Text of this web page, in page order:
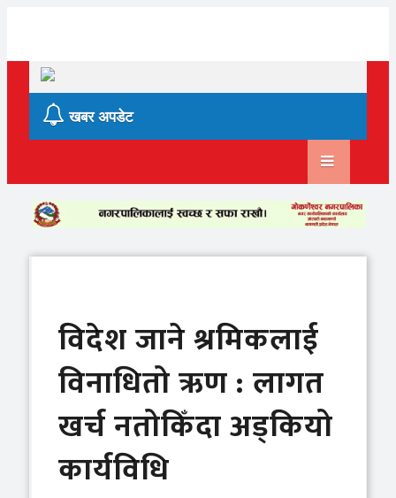
content
खबर अपडेट
विदेश जाने श्रमिकलाई
विनाधितो ऋण : लागत
खर्च नतोकिँदा अड्कियो
कार्यविधि